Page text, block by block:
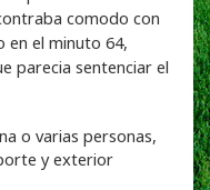
comodo con
en el minuto 64,
parecia sentenciar el